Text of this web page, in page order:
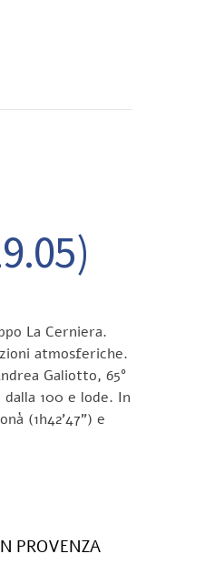
La Cerniera.
atmosferiche.
Galiotto, 65°
dalla 100 e lode. In
(1h42’47”) e
PROVENZA